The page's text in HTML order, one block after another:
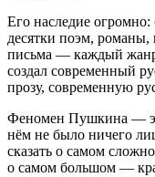
Его наследие огромно:
десятки поэм, романы,
письма — каждый
создал современный
прозу, современную
Феномен Пушкина —
нём не было ничего
сказать о самом
о самом большом —